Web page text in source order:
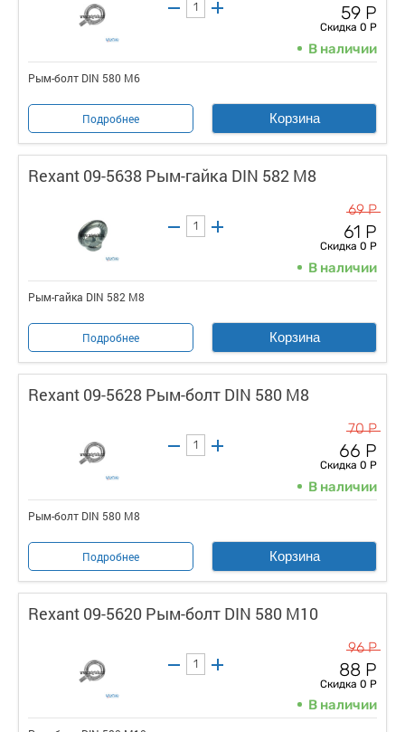
59 Р
Скидка 0 Р
В наличии
Рым-болт DIN 580 М6
Подробнее Корзина
Rexant 09-5638 Рым-гайка DIN 582 М8
69 Р
61 Р
Скидка 0 Р
В наличии
Рым-гайка DIN 582 М8
Подробнее Корзина
Rexant 09-5628 Рым-болт DIN 580 М8
70 Р
66 Р
Скидка 0 Р
В наличии
Рым-болт DIN 580 М8
Подробнее Корзина
Rexant 09-5620 Рым-болт DIN 580 М10
96 Р
88 Р
Скидка 0 Р
В наличии